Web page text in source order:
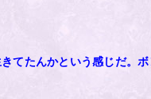
きてたんかという感じだ。